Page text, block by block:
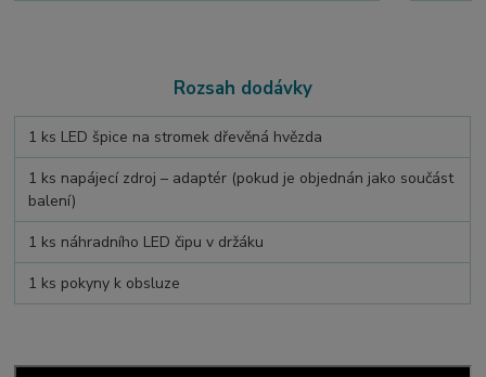
Rozsah dodávky
1 ks LED špice na stromek dřevěná hvězda
1 ks napájecí zdroj – adaptér (pokud je objednán jako součást
balení)
1 ks náhradního LED čipu v držáku
1 ks pokyny k obsluze